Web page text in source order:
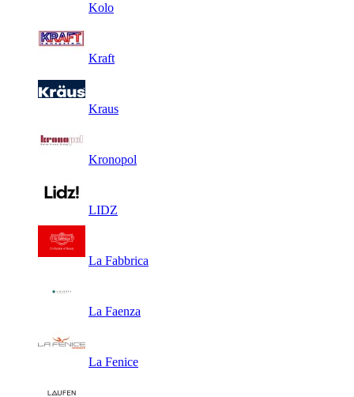
Kolo
Kraft
Kraus
Kronopol
LIDZ
La Fabbrica
La Faenza
La Fenice